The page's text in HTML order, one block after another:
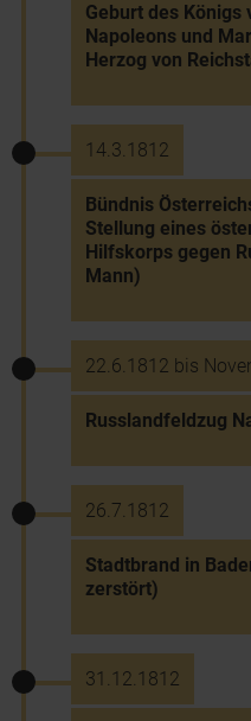
Geburt des Königs
Napoleons und
Herzog von
14.3.1812
Bündnis
Stellung eines
Hilfskorps gegen
Mann)
22.6.1812 bis
Russlandfeldzug
26.7.1812
Stadtbrand in
zerstört)
31.12.1812